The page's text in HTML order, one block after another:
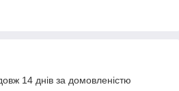
14 днів за домовленістю